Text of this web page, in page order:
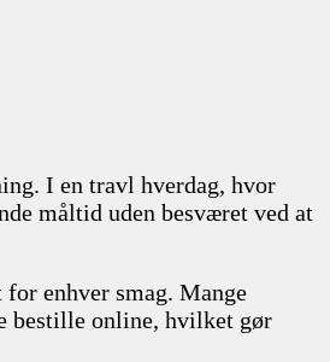
I en travl hverdag, hvor
måltid uden besværet ved at
enhver smag. Mange
bestille online, hvilket gør